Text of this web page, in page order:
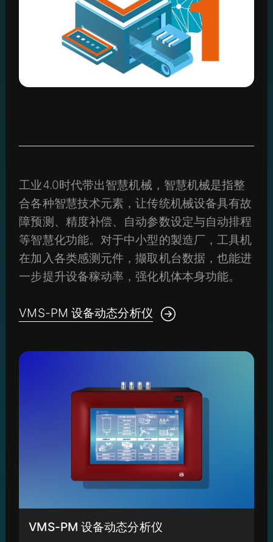
工业4.0时代带出智慧机械，智慧机械是指整
合各种智慧技术元素，让传统机械设备具有故
障预测、精度补偿、自动参数设定与自动排程
等智慧化功能。对于中小型的製造厂，工具机
在加入各类感测元件，撷取机台数据，也能进
一步提升设备稼动率，强化机体本身功能。
VMS-PM 设备动态分析仪
VMS-PM 设备动态分析仪